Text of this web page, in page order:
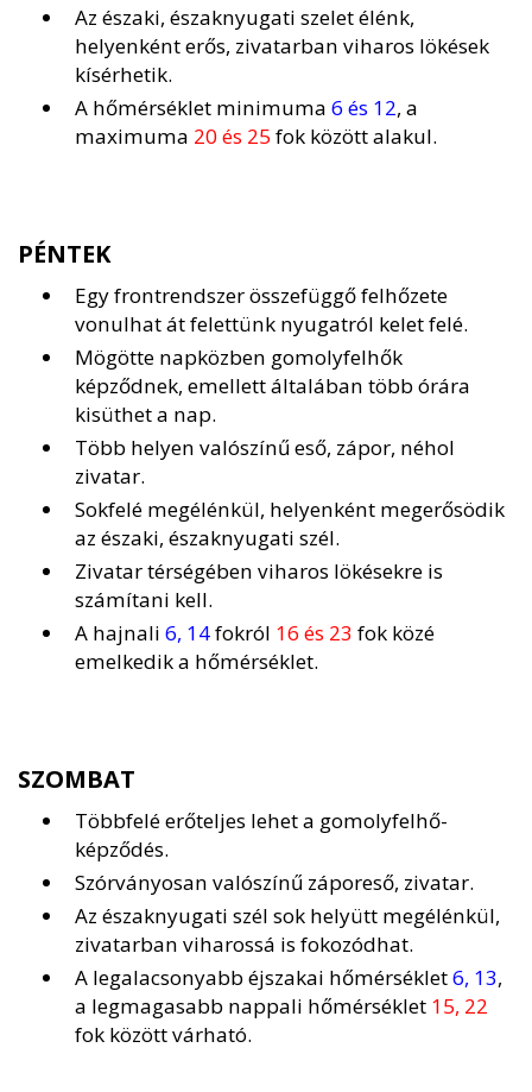
Az északi, északnyugati szelet élénk,
helyenként erős, zivatarban viharos lökések
kísérhetik.
A hőmérséklet minimuma 6 és 12, a
maximuma 20 és 25 fok között alakul.
PÉNTEK
Egy frontrendszer összefüggő felhőzete
vonulhat át felettünk nyugatról kelet felé.
Mögötte napközben gomolyfelhők
képződnek, emellett általában több órára
kisüthet a nap.
Több helyen valószínű eső, zápor, néhol
zivatar.
Sokfelé megélénkül, helyenként megerősödik
az északi, északnyugati szél.
Zivatar térségében viharos lökésekre is
számítani kell.
A hajnali 6, 14fokról 16 és 23 fok közé
emelkedik a hőmérséklet.
SZOMBAT
Többfelé erőteljes lehet a gomolyfelhő-
képződés.
Szórványosan valószínű záporeső, zivatar.
Az északnyugati szél sok helyütt megélénkül,
zivatarban viharossá is fokozódhat.
A legalacsonyabb éjszakai hőmérséklet6, 13,
a legmagasabb nappali hőmérséklet 15, 22
fok között várható.